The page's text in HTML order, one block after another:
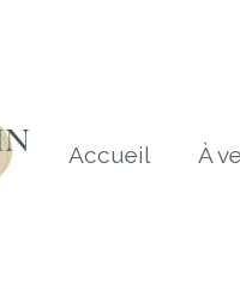
Accueil À